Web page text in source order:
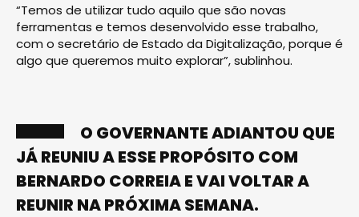
“Temos de utilizar tudo aquilo que são novas
ferramentas e temos desenvolvido esse trabalho,
com o secretário de Estado da Digitalização, porque é
algo que queremos muito explorar”, sublinhou.
O GOVERNANTE ADIANTOU QUE
JÁ REUNIU A ESSE PROPÓSITO COM
BERNARDO CORREIA E VAI VOLTAR A
REUNIR NA PRÓXIMA SEMANA.